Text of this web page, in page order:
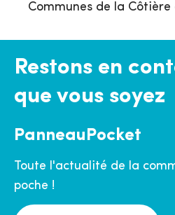
Communes de la
Restons en
que vous soyez
PanneauPocket
Toute l'actualité de la
poche !